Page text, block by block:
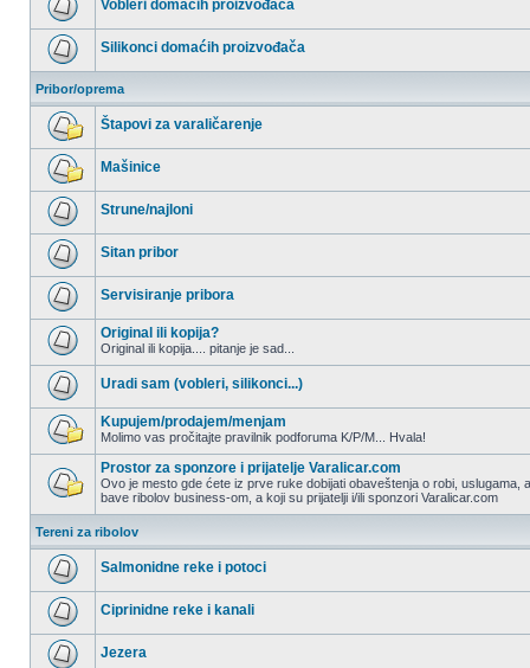
postova
Nema
nepročitanih
postova
Vobleri domaćih proizvođača
Nema
postova
Silikonci domaćih proizvođača
Pribor/oprema
Nema
nepročitanih
postova
Štapovi za varaličarenje
Nema
nepročitanih
postova
Mašinice
Nema
nepročitanih
postova
Strune/najloni
Nema
nepročitanih
postova
Sitan pribor
Nema
nepročitanih
postova
Servisiranje pribora
postova
Original ili kopija?
Original ili kopija.... pitanje je sad...
Nema
nepročitanih
postova
Uradi sam (vobleri, silikonci...)
nepročitanih
postova
Kupujem/prodajem/menjam
Molimo vas pročitajte pravilnik podforuma K/P/M... Hvala!
Nema
nepročitanih
postova
Prostor za sponzore i prijatelje Varalicar.com
Ovo je mesto gde ćete iz prve ruke dobijati obaveštenja o robi, uslugama,
bave ribolov business-om, a koji su prijatelji i/ili sponzori Varalicar.com
Tereni za ribolov
Nema
nepročitanih
postova
Salmonidne reke i potoci
Nema
nepročitanih
postova
Ciprinidne reke i kanali
Jezera